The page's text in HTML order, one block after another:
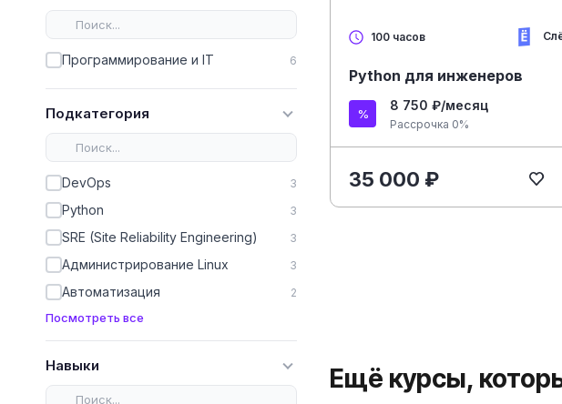
Программирование и IT 6
Подкатегория
DevOps 3
Python 3
SRE (Site Reliability Engineering) 3
Администрирование Linux 3
Автоматизация 2
Посмотреть все
Навыки
100 часов
Python для инженеров
8 750 ₽/месяц
Рассрочка 0%
35 000 ₽
Ещё курсы,